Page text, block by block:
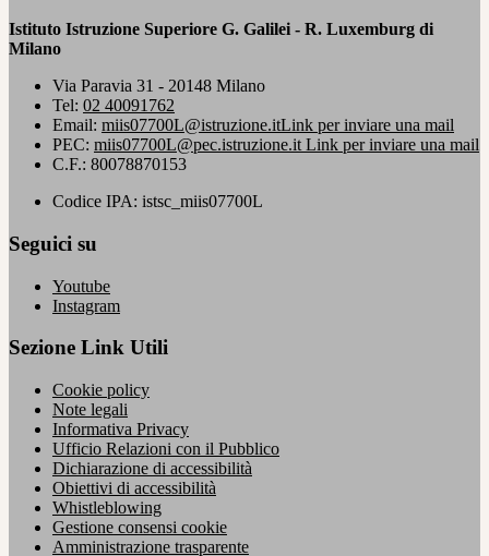
Istituto Istruzione Superiore G. Galilei - R. Luxemburg di
Milano
Via Paravia 31 - 20148 Milano
Tel: 02 40091762
Email: miis07700L@istruzione.itLink per inviare una mail
PEC: miis07700L@pec.istruzione.it Link per inviare una mail
C.F.: 80078870153
Codice IPA: istsc_miis07700L
Seguici su
Youtube
Instagram
Sezione Link Utili
Cookie policy
Note legali
Informativa Privacy
Ufficio Relazioni con il Pubblico
Dichiarazione di accessibilità
Obiettivi di accessibilità
Whistleblowing
Gestione consensi cookie
Amministrazione trasparente